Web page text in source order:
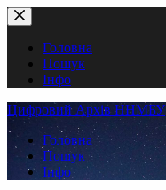
Перейти
до
вмістуГоловна
Пошук
Інфо
Цифровий Архів ННМБУ
Головна
Пошук
Інфо